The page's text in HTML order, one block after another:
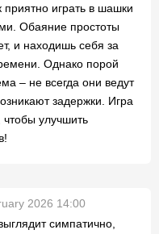
приятно играть в шашки
Обаяние простоты
и находишь себя за
Однако порой
– не всегда они ведут
задержки. Игра
чтобы улучшить
2026 14:00
симпатично,